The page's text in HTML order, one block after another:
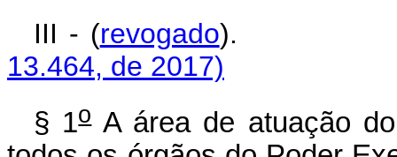
III - (revogado
13.464, de 2017)
§ 1oA área de atuação